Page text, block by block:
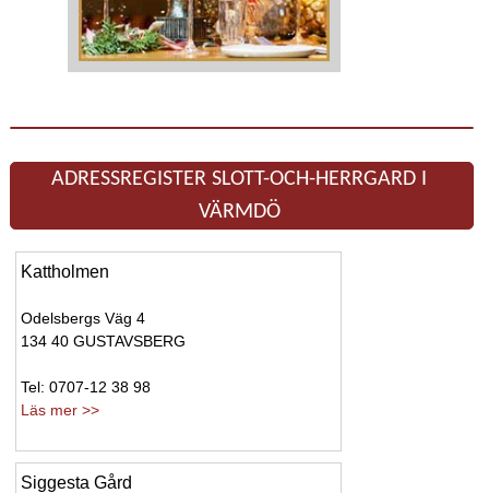
ADRESSREGISTER SLOTT-OCH-HERRGARD I
VÄRMDÖ
Kattholmen
Odelsbergs Väg 4
134 40 GUSTAVSBERG
Tel: 0707-12 38 98
Läs mer >>
Siggesta Gård